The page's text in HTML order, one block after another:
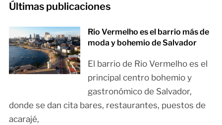
Últimas publicaciones
Rio Vermelho es el barrio más de
moda y bohemio de Salvador
El barrio de Rio Vermelho es el
principal centro bohemio y
gastronómico de Salvador,
donde se dan cita bares, restaurantes, puestos de
acarajé,